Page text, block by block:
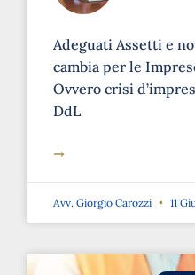
Adeguati Assetti e
cambia per le
Ovvero crisi
DdL
➞
Avv. Giorgio Carozzi 11